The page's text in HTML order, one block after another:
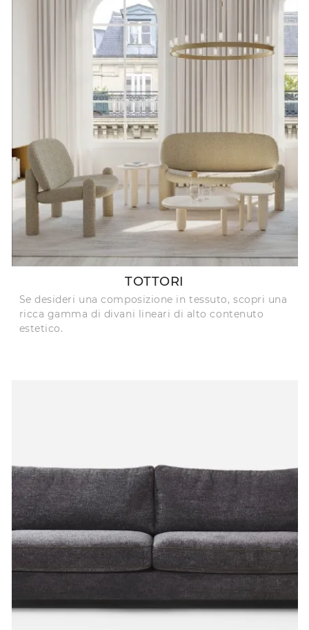
TOTTORI
Se desideri una composizione in tessuto, scopri una
ricca gamma di divani lineari di alto contenuto
estetico.